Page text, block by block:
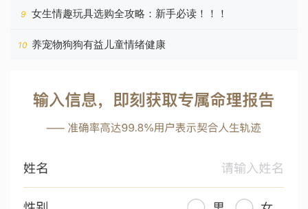
9 女生情趣玩具选购全攻略：新手必读！！！
10 养宠物狗狗有益儿童情绪健康